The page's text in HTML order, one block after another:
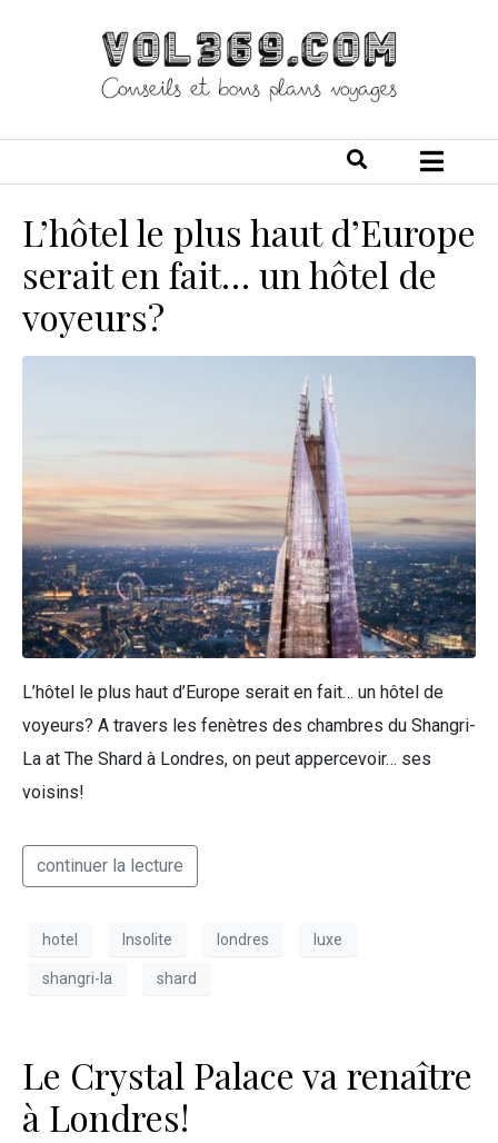
L’hôtel le plus haut d’Europe
serait en fait… un hôtel de
voyeurs?
L’hôtel le plus haut d’Europe serait en fait… un hôtel de
voyeurs? A travers les fenètres des chambres du Shangri-
La at The Shard à Londres, on peut appercevoir… ses
voisins!
continuer la lecture
hotel Insolite londres luxe
shangri-la shard
Le Crystal Palace va renaître
à Londres!